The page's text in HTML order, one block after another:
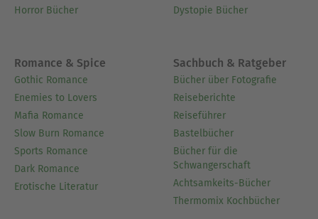
Horror Bücher
Dystopie Bücher
Romance & Spice
Gothic Romance
Enemies to Lovers
Mafia Romance
Slow Burn Romance
Sports Romance
Dark Romance
Erotische Literatur
Sachbuch & Ratgeber
Bücher über Fotografie
Reiseberichte
Reiseführer
Bastelbücher
Bücher für die
Schwangerschaft
Achtsamkeits-Bücher
Thermomix Kochbücher